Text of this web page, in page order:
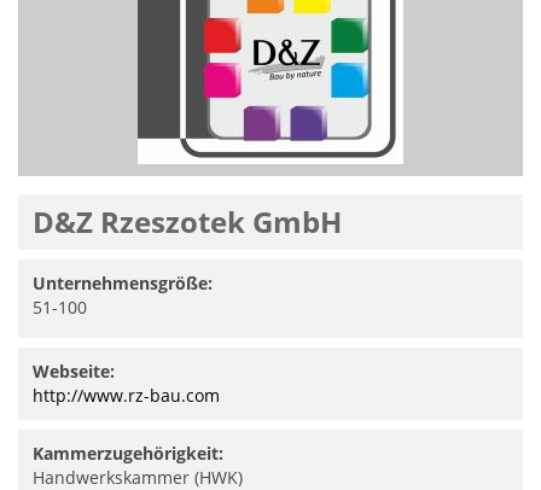
D&Z Rzeszotek GmbH
Unternehmensgröße:
51-100
Webseite:
http://www.rz-bau.com
Kammerzugehörigkeit:
Handwerkskammer (HWK)